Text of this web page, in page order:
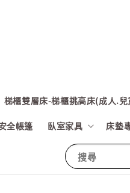
搜尋
梯櫃雙層床-梯櫃挑高床(成人.兒
全帳篷 臥室家具 床墊